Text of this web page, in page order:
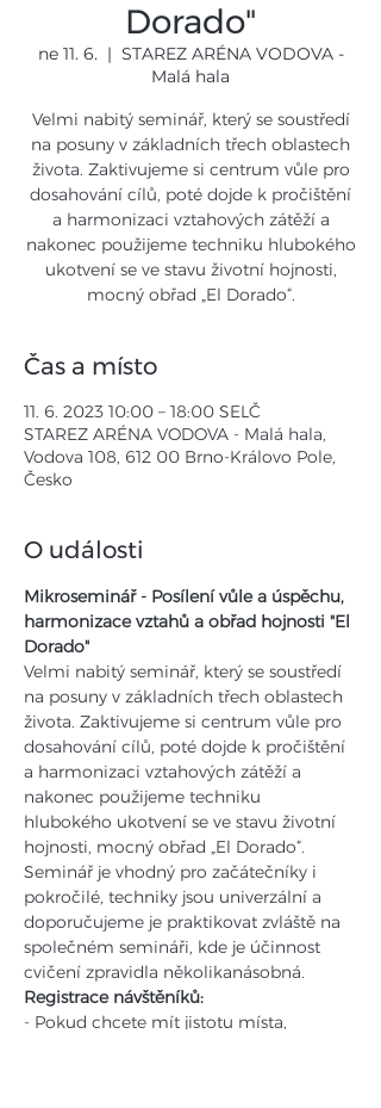
Dorado"
ne 11. 6.
  |
STAREZ ARÉNA VODOVA -
Malá hala
Velmi nabitý seminář, který se soustředí
na posuny v základních třech oblastech
života. Zaktivujeme si centrum vůle pro
dosahování cílů, poté dojde k pročištění
a harmonizaci vztahových zátěží a
nakonec použijeme techniku hlubokého
ukotvení se ve stavu životní hojnosti,
mocný obřad „El Dorado“.
Čas a místo
11. 6. 2023 10:00 – 18:00 SELČ
STAREZ ARÉNA VODOVA - Malá hala,
Vodova 108, 612 00 Brno-Královo Pole,
Česko
O události
Mikroseminář - Posílení vůle a úspěchu,
harmonizace vztahů a obřad hojnosti "El
Dorado"
Velmi nabitý seminář, který se soustředí
na posuny v základních třech oblastech
života. Zaktivujeme si centrum vůle pro
dosahování cílů, poté dojde k pročištění
a harmonizaci vztahových zátěží a
nakonec použijeme techniku
hlubokého ukotvení se ve stavu životní
hojnosti, mocný obřad „El Dorado“.
Seminář je vhodný pro začátečníky i
pokročilé, techniky jsou univerzální a
doporučujeme je praktikovat zvláště na
společném semináři, kde je účinnost
cvičení zpravidla několikanásobná.
Registrace návštěníků:
- Pokud chcete mít jistotu místa,